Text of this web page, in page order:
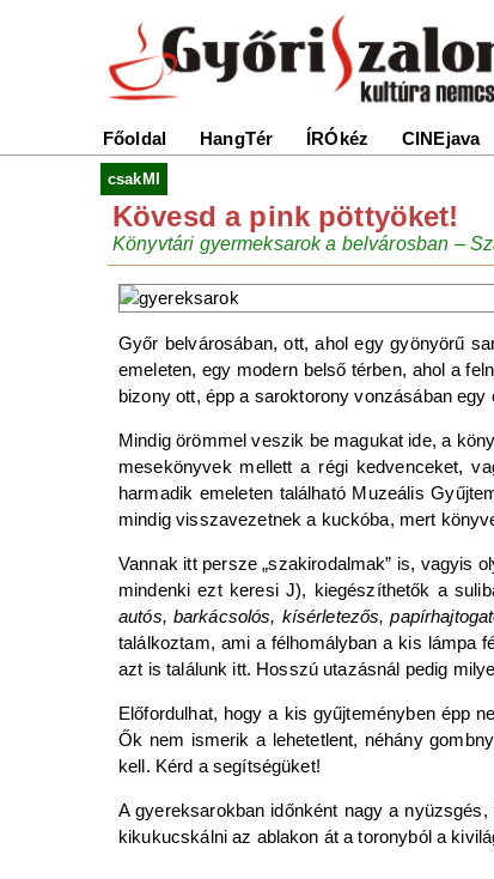
Főoldal HangTér ÍRÓkéz CINEjava
csakMI
Kövesd a pink pöttyöket!
Könyvtári gyermeksarok a belvárosban –
Győr belvárosában, ott, ahol egy gyönyörű
emeleten, egy modern belső térben, ahol a
bizony ott, épp a saroktorony vonzásában
Mindig örömmel veszik be magukat ide, a
mesekönyvek mellett a régi kedvenceket,
harmadik emeleten található Muzeális
mindig visszavezetnek a kuckóba, mert
Vannak itt persze „szakirodalmak” is, vagyis
mindenki ezt keresi J), kiegészíthetők a
autós, barkácsolós, kísérletezős,
találkoztam, ami a félhomályban a kis lámpa
azt is találunk itt. Hosszú utazásnál pedig
Előfordulhat, hogy a kis gyűjteményben épp
Ők nem ismerik a lehetetlent, néhány
kell. Kérd a segítségüket!
A gyereksarokban időnként nagy a
kikukucskálni az ablakon át a toronyból a